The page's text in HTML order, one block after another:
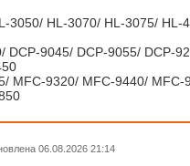
3050/ HL-3070/ HL-3075/
DCP-9045/ DCP-9055/ DCP-
MFC-9320/ MFC-9440/
06.08.2026 21:14